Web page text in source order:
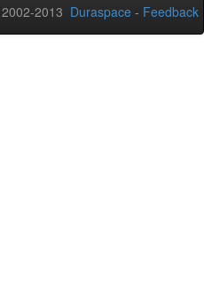
2013 Duraspace - Feedback